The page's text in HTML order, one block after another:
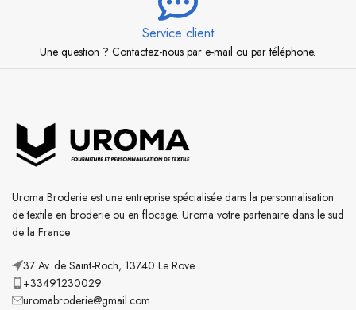
Service client
Une question ? Contactez-nous par e-mail ou par téléphone.
Uroma Broderie est une entreprise spécialisée dans la personnalisation
de textile en broderie ou en flocage. Uroma votre partenaire dans le sud
de la France
37 Av. de Saint-Roch, 13740 Le Rove
+33491230029
uromabroderie@gmail.com